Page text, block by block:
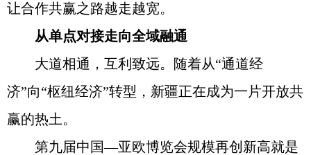
让合作共赢之路越走越宽。
从单点对接走向全域融通
大道相通，互利致远。随着从“通道经
济”向“枢纽经济”转型，新疆正在成为一片开放共
赢的热土。
第九届中国—亚欧博览会规模再创新高就是